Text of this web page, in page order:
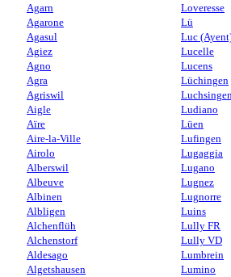
Agarn
Agarone
Agasul
Agiez
Agno
Agra
Agriswil
Aigle
Aïre
Aire-la-Ville
Airolo
Alberswil
Albeuve
Albinen
Albligen
Alchenflüh
Alchenstorf
Aldesago
Algetshausen
Loveresse
Lü
Luc
Lucelle
Lucens
Lüchingen
Luchsingen
Ludiano
Lüen
Lufingen
Lugaggia
Lugano
Lugnez
Lugnorre
Luins
Lully FR
Lully VD
Lumbrein
Lumino